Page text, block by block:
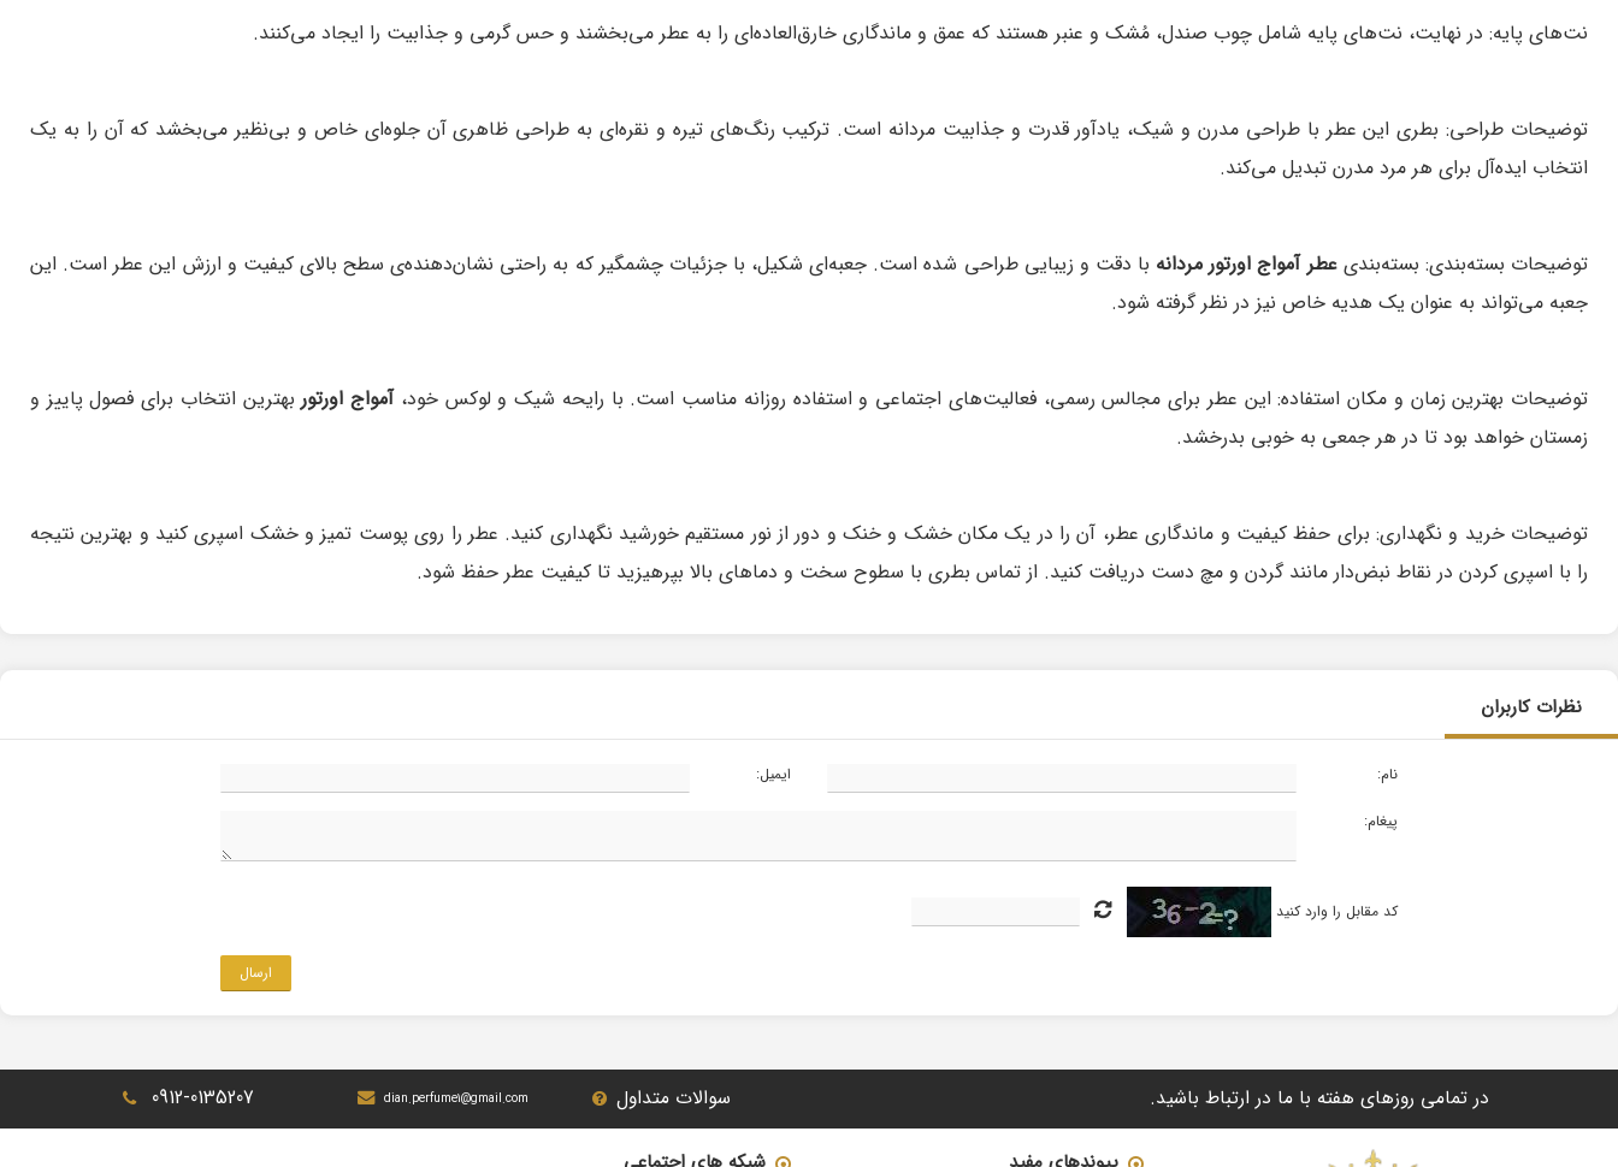
نت‌های پایه: در نهایت، نت‌های پایه شامل چوب صندل، مُشک و عنبر هستند که عمق و ماندگاری خارق‌العاده‌ای را به عطر می‌بخشند و حس گرمی و جذابیت را ایجاد می‌کنند.
توضیحات طراحی: بطری این عطر با طراحی مدرن و شیک، یادآور قدرت و جذابیت مردانه است. ترکیب رنگ‌های تیره و نقره‌ای به طراحی ظاهری آن جلوه‌ای خاص و بی‌نظیر می‌بخشد که آن را به یک
انتخاب ایده‌آل برای هر مرد مدرن تبدیل می‌کند.
توضیحات بسته‌بندی: بسته‌بندیعطر آمواج اورتور مردانه با دقت و زیبایی طراحی شده است. جعبه‌ای شکیل، با جزئیات چشمگیر که به راحتی نشان‌دهنده‌ی سطح بالای کیفیت و ارزش این عطر است. این
جعبه می‌تواند به عنوان یک هدیه خاص نیز در نظر گرفته شود.
توضیحات بهترین زمان و مکان استفاده: این عطر برای مجالس رسمی، فعالیت‌های اجتماعی و استفاده روزانه مناسب است. با رایحه شیک و لوکس خود، آمواج اورتوربهترین انتخاب برای فصول پاییز و
زمستان خواهد بود تا در هر جمعی به خوبی بدرخشد.
توضیحات خرید و نگهداری: برای حفظ کیفیت و ماندگاری عطر، آن را در یک مکان خشک و خنک و دور از نور مستقیم خورشید نگهداری کنید. عطر را روی پوست تمیز و خشک اسپری کنید و بهترین نتیجه
را با اسپری کردن در نقاط نبض‌دار مانند گردن و مچ دست دریافت کنید. از تماس بطری با سطوح سخت و دماهای بالا بپرهیزید تا کیفیت عطر حفظ شود.
نظرات کاربران
نام: ایمیل:
پیغام:
کد مقابل را وارد کنید
ارسال
در تمامی روزهای هفته با ما در ارتباط باشید. سوالات متداول dian.perfume1@gmail.com
0912-0135207